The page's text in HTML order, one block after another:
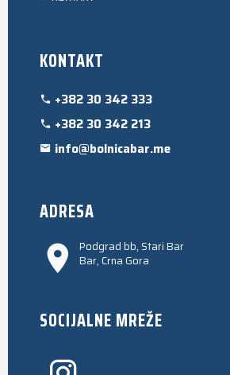
KONTAKT
+382 30 342 333
+382 30 342 213
info@bolnicabar.me
ADRESA
Podgrad bb, Stari Bar
Bar, Crna Gora
SOCIJALNE MREŽE